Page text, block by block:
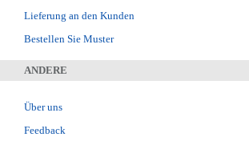
Lieferung an den Kunden
Bestellen Sie Muster
ANDERE
Über uns
Feedback